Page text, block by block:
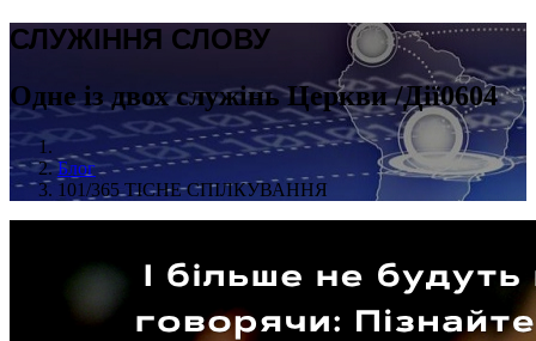
СЛУЖІННЯ СЛОВУ
Одне із двох служінь Церкви /Дії0604
Блог
101/365 ТІСНЕ СПІЛКУВАННЯ